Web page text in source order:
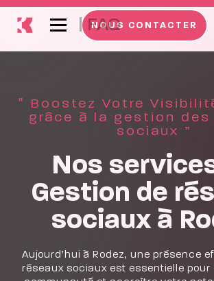
|FAQ
NOUS CONTACTER
‟ Boostez Votre
grâce à la gestion des
sociaux ”
Nos
Gestion de
sociaux à
Aujourd’hui à Rodez, une présence
réseaux sociaux est essentielle pour